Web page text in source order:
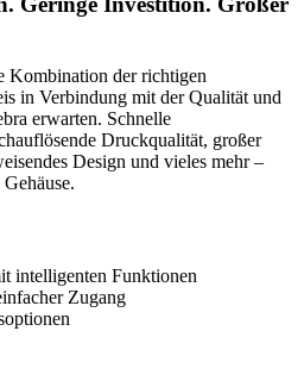
Kombination der richtigen
in Verbindung mit der Qualität und
erwarten. Schnelle
Druckqualität, großer
Design und vieles mehr –
intelligenten Funktionen
Zugang